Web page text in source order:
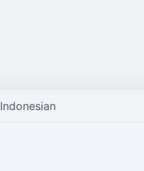
Indonesian